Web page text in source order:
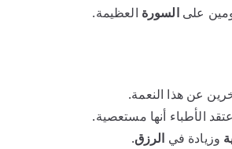
علىالسورة العظيمة.
عن هذا النعمة.
الأطباء أنها مستعصية.
وزيادة في الرزق.